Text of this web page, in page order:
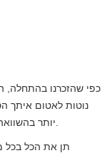
כפי שהזכרנו בהתחלה,
נוטות לאטום איתך
יותר
תן את הכל בכל